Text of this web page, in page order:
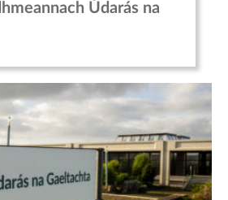
Údarás na